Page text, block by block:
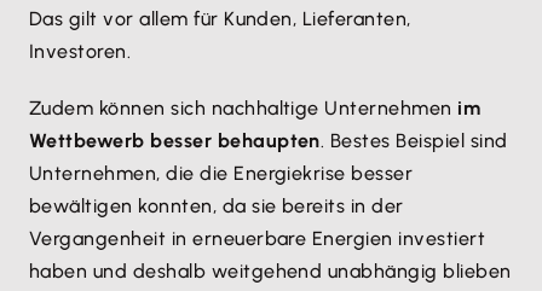
Das gilt vor allem für Kunden, Lieferanten,
Investoren.
Zudem können sich nachhaltige Unternehmen im
Wettbewerb besser behaupten. Bestes Beispiel sind
Unternehmen, die die Energiekrise besser
bewältigen konnten, da sie bereits in der
Vergangenheit in erneuerbare Energien investiert
haben und deshalb weitgehend unabhängig blieben